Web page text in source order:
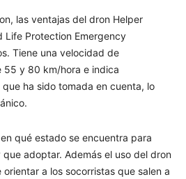
las ventajas del dron Helper
Life Protection Emergency
Tiene una velocidad de
55 y 80 km/hora e indica
ha sido tomada en cuenta, lo
qué estado se encuentra para
adoptar. Además el uso del dron
a los socorristas que salen a